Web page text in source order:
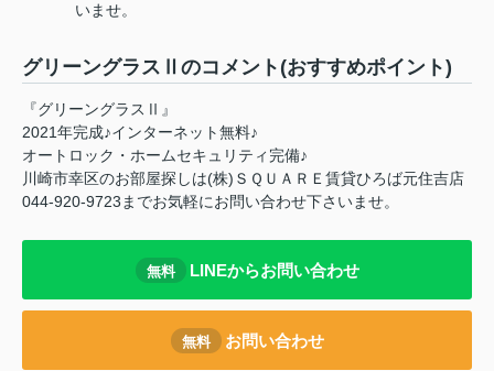
いませ。
グリーングラスⅡのコメント(おすすめポイント)
『グリーングラスⅡ』
2021年完成♪インターネット無料♪
オートロック・ホームセキュリティ完備♪
川崎市幸区のお部屋探しは(株)ＳＱＵＡＲＥ賃貸ひろば元住吉店
044-920-9723までお気軽にお問い合わせ下さいませ。
無料 LINEからお問い合わせ
無料 お問い合わせ